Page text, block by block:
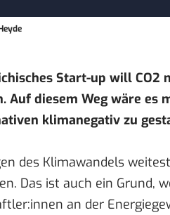
Start-up will
Auf diesem Weg wäre es
klimanegativ zu
des Klimawandels
Das ist auch ein Grund,
an der